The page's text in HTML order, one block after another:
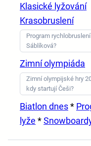
Klasické lyžování
Krasobruslení
Program
Sáblíková?
Zimní olympiáda
Zimní olympijské hry
kdy startují Češi?
Biatlon dnes*
lyže *